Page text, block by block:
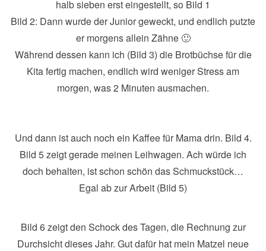
i
n
halb sieben erst eingestellt, so Bild 1
Bild 2: Dann wurde der Junior geweckt, und endlich putzte
er morgens allein Zähne 🙂
Während dessen kann ich (Bild 3) die Brotbüchse für die
Kita fertig machen, endlich wird weniger Stress am
morgen, was 2 Minuten ausmachen.
Und dann ist auch noch ein Kaffee für Mama drin. Bild 4.
Bild 5 zeigt gerade meinen Leihwagen. Ach würde ich
doch behalten, ist schon schön das Schmuckstück…
Egal ab zur Arbeit (Bild 5)
Bild 6 zeigt den Schock des Tagen, die Rechnung zur
Durchsicht dieses Jahr. Gut dafür hat mein Matzel neue